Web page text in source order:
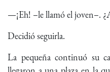
—¡Eh! –le llamó el joven–.
Decidió seguirla.
La pequeña continuó su